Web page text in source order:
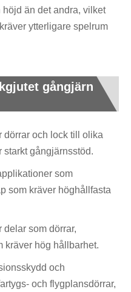
än det andra, vilket
ytterligare spelrum
gångjärn
dörrar och lock till olika
starkt gångjärnsstöd.
som
som kräver höghållfasta
delar som dörrar,
kräver hög hållbarhet.
och
och flygplansdörrar,